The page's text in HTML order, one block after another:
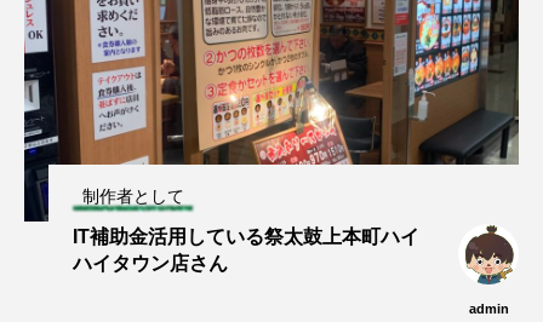
制作者として
IT補助金活用している祭太鼓上本町ハイ
ハイタウン店さん
admin